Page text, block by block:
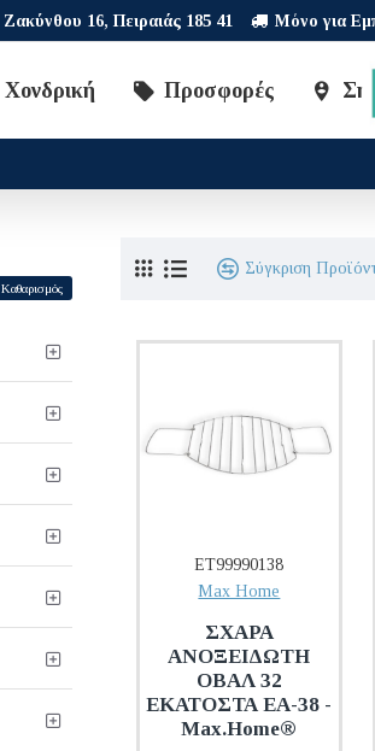
Ζακύνθου 16, Πειραιάς 185 41 Μόνο για
Χονδρική Προσφορές
Καθαρισμός
Σύγκριση
ET99990138
Max Home
ΣΧΑΡΑ
ΑΝΟΞΕΙΔΩΤΗ
ΟΒΑΛ 32
ΕΚΑΤΟΣΤΑ EA-38 -
Max.Home®